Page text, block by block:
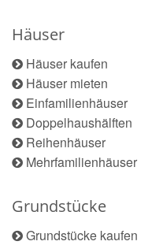
Häuser
Häuser kaufen
Häuser mieten
Einfamilienhäuser
Doppelhaushälften
Reihenhäuser
Mehrfamilienhäuser
Grundstücke
Grundstücke kaufen